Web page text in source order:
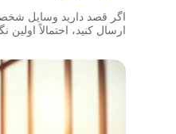
اگر قصد دارید وسایل
ارسال کنید، احتمالاً